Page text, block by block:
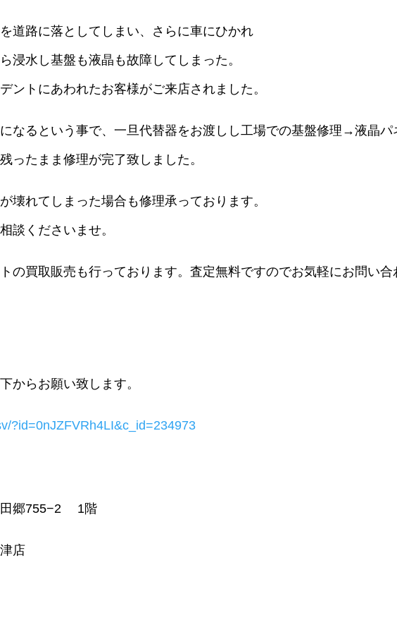
道路に落としてしまい、さらに車にひかれ
浸水し基盤も液晶も故障してしまった。
ントにあわれたお客様がご来店されました。
なるという事で、一旦代替器をお渡しし工場での基盤修理→液晶パ
ったまま修理が完了致しました。
壊れてしまった場合も修理承っております。
談くださいませ。
の買取販売も行っております。査定無料ですのでお気軽にお問い合
からお願い致します。
?id=0nJZFVRh4LI&c_id=234973
田郷755−2 1階
店